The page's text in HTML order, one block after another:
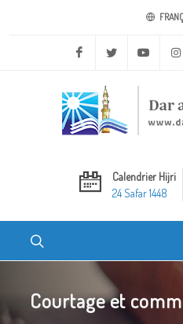
Facebook Twitter
Calendrier Hijri
24 Safar 1448
Courtage et